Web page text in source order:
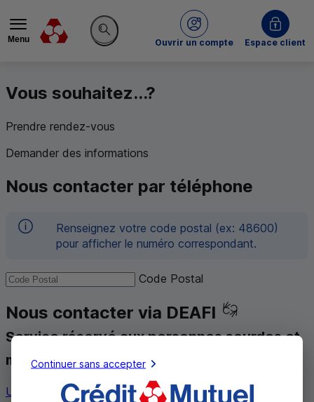
Menu
Rechercher sur le site
Ouvrir un compte
du Crédit MutuelEspace client
Vous souhaitez...?
Prendre rendez-vous
Demander des informations
Nous contacter par téléphone
Renseignez votre code postal (ex: 48600)
pour afficher le numéro correspondant.
Code Postal
Nous contacter via DEAFI
Service réservé aux personnes sourdes et
malentendantes
Utiliser ce service
Continuer sans accepter